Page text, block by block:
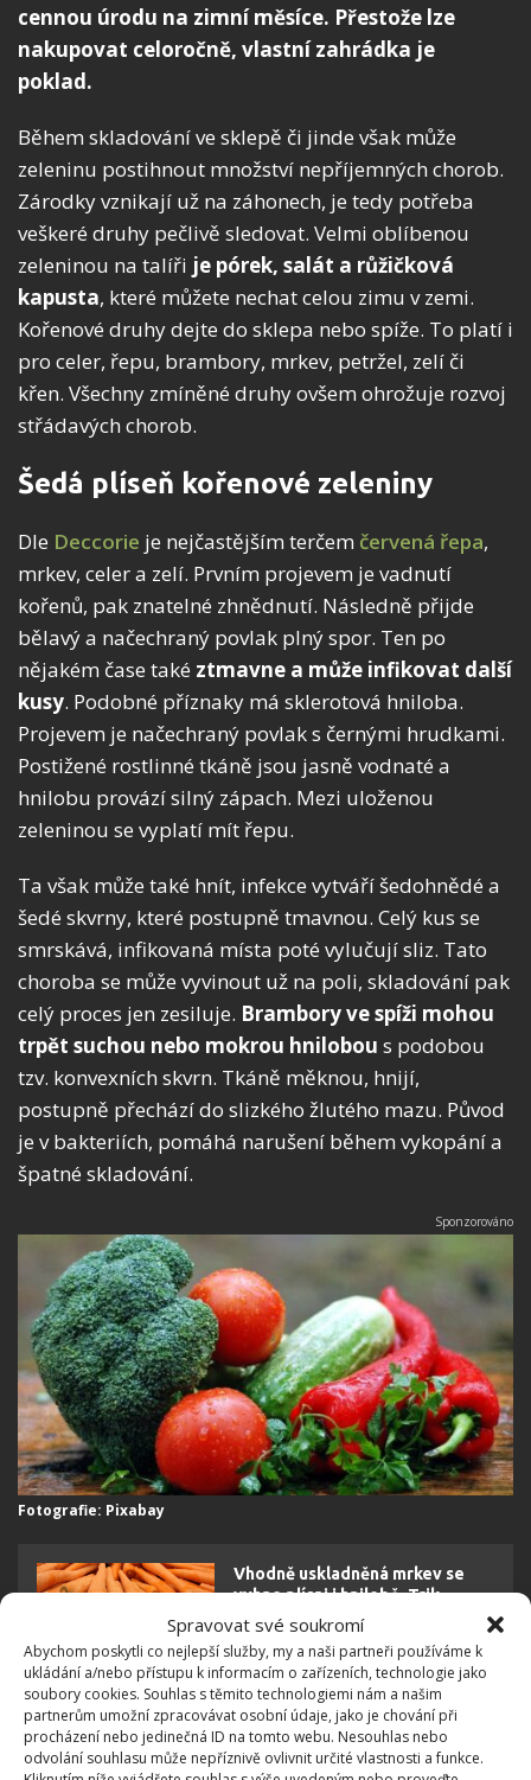
Spravovat své soukromí
Abychom poskytli co nejlepší služby, my a naši partneři používáme k
ukládání a/nebo přístupu k informacím o zařízeních, technologie jako
soubory cookies. Souhlas s těmito technologiemi nám a našim
partnerům umožní zpracovávat osobní údaje, jako je chování při
procházení nebo jedinečná ID na tomto webu. Nesouhlas nebo
odvolání souhlasu může nepříznivě ovlivnit určité vlastnosti a funkce.
cennou úrodu na zimní měsíce. Přestože lze
nakupovat celoročně, vlastní zahrádka je
poklad.
Během skladování ve sklepě či jinde však může
zeleninu postihnout množství nepříjemných chorob.
Zárodky vznikají už na záhonech, je tedy potřeba
veškeré druhy pečlivě sledovat. Velmi oblíbenou
zeleninou na talíři je pórek, salát a růžičková
kapusta, které můžete nechat celou zimu v zemi.
Kořenové druhy dejte do sklepa nebo spíže. To platí i
pro celer, řepu, brambory, mrkev, petržel, zelí či
křen. Všechny zmíněné druhy ovšem ohrožuje rozvoj
střádavých chorob.
Šedá plíseň kořenové zeleniny
Dle Deccorie je nejčastějším terčem červená řepa,
mrkev, celer a zelí. Prvním projevem je vadnutí
kořenů, pak znatelné zhnědnutí. Následně přijde
bělavý a načechraný povlak plný spor. Ten po
nějakém čase také ztmavne a může infikovat další
kusy. Podobné příznaky má sklerotová hniloba.
Projevem je načechraný povlak s černými hrudkami.
Postižené rostlinné tkáně jsou jasně vodnaté a
hnilobu provází silný zápach. Mezi uloženou
zeleninou se vyplatí mít řepu.
Ta však může také hnít, infekce vytváří šedohnědé a
šedé skvrny, které postupně tmavnou. Celý kus se
smrskává, infikovaná místa poté vylučují sliz. Tato
choroba se může vyvinout už na poli, skladování pak
celý proces jen zesiluje. Brambory ve spíži mohou
trpět suchou nebo mokrou hnilobou s podobou
tzv. konvexních skvrn. Tkáně měknou, hnijí,
postupně přechází do slizkého žlutého mazu. Původ
je v bakteriích, pomáhá narušení během vykopání a
špatné skladování.
Fotografie: Pixabay
Vhodně uskladněná mrkev se
vyhne plísni i hnilobě. Trik
spočívá v použití rašeliny nebo
vlhkého písku
Rovnováha a chlad